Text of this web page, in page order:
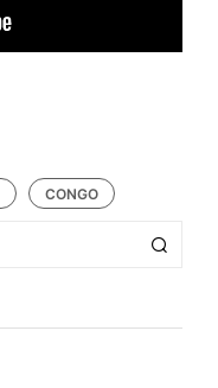
CONGO